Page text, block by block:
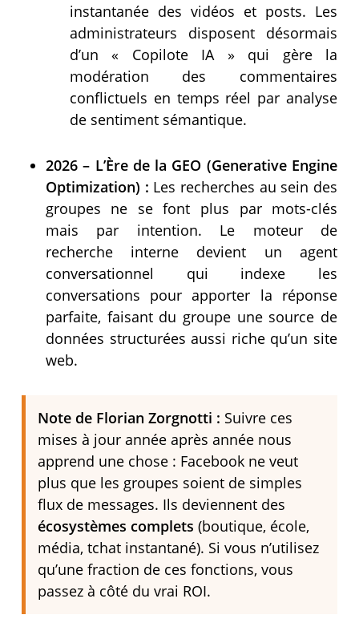
instantanée des vidéos et posts. Les
administrateurs disposent désormais
d’un « Copilote IA » qui gère la
modération des commentaires
conflictuels en temps réel par analyse
de sentiment sémantique.
2026 – L’Ère de la GEO (Generative Engine
Optimization) : Les recherches au sein des
groupes ne se font plus par mots-clés
mais par intention. Le moteur de
recherche interne devient un agent
conversationnel qui indexe les
conversations pour apporter la réponse
parfaite, faisant du groupe une source de
données structurées aussi riche qu’un site
web.
Note de Florian Zorgnotti : Suivre ces
mises à jour année après année nous
apprend une chose : Facebook ne veut
plus que les groupes soient de simples
flux de messages. Ils deviennent des
écosystèmes complets (boutique, école,
média, tchat instantané). Si vous n’utilisez
qu’une fraction de ces fonctions, vous
passez à côté du vrai ROI.